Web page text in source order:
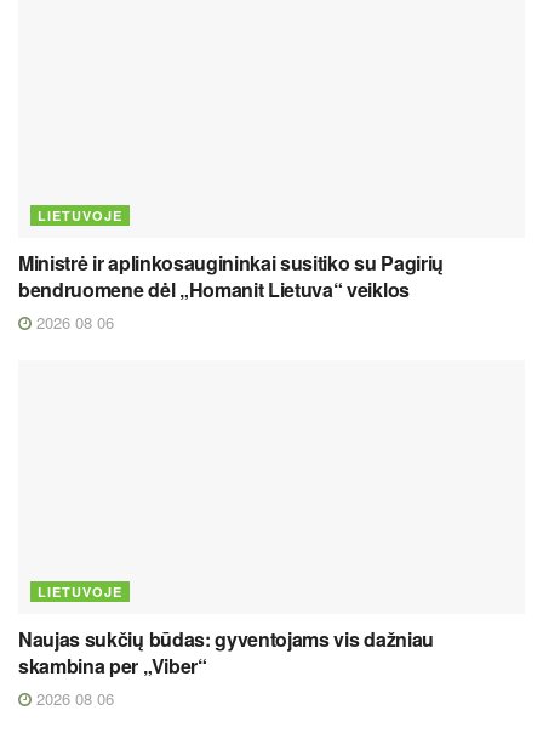
LIETUVOJE
Ministrė ir aplinkosaugininkai susitiko su Pagirių
bendruomene dėl „Homanit Lietuva“ veiklos
2026 08 06
LIETUVOJE
Naujas sukčių būdas: gyventojams vis dažniau
skambina per „Viber“
2026 08 06